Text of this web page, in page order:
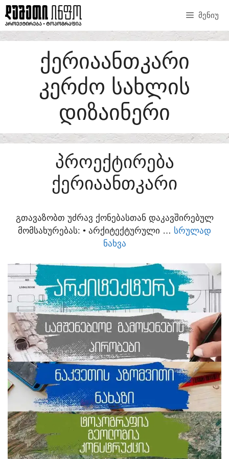
SKIP
TO
CONTENT
ᲛᲔᲜᲘᲣ
ᲥᲔᲠᲘᲐᲐᲜᲗᲙᲐᲠᲘ
ᲙᲔᲠᲫᲝ ᲡᲐᲮᲚᲘᲡ
ᲓᲘᲖᲐᲘᲜᲔᲠᲘ
ᲞᲠᲝᲔᲥᲢᲘᲠᲔᲑᲐ
ᲥᲔᲠᲘᲐᲐᲜᲗᲙᲐᲠᲘ
ᲒᲗᲐᲕᲐᲖᲝᲑᲗ ᲣᲫᲠᲐᲕ ᲥᲝᲜᲔᲑᲐᲡᲗᲐᲜ ᲓᲐᲙᲐᲕᲨᲘᲠᲔᲑᲣᲚ
ᲛᲝᲛᲡᲐᲮᲣᲠᲔᲑᲐᲡ:​ • ᲐᲠᲥᲘᲢᲔᲥᲢᲣᲠᲣᲚᲘ … ᲡᲠᲣᲚᲐᲓ
ᲜᲐᲮᲕᲐ